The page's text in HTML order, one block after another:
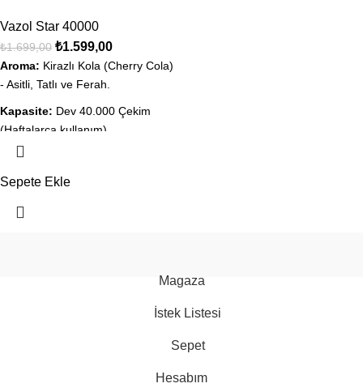
Vazol Star 40000
₺1.699,00 ₺1.599,00
Aroma: Kirazlı Kola (Cherry Cola)
- Asitli, Tatlı ve Ferah.
Kapasite: Dev 40.000 Çekim
(Haftalarca kullanım).
Ekran:
akıllı dijital ekran.
yoğun içecek lezzeti.
Orijinal Kapalı Kutu, Aynı
Sepete Ekle
Magaza
İstek Listesi
Sepet
Hesabım